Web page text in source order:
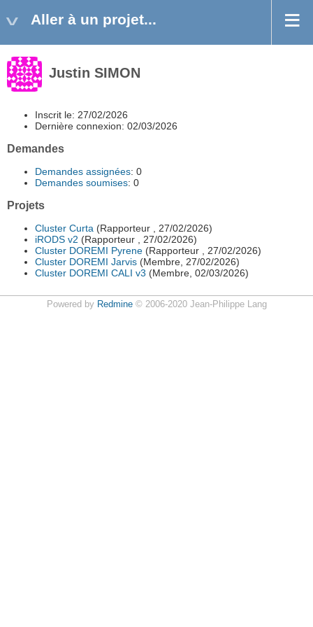
Aller à un projet...
Justin SIMON
Inscrit le: 27/02/2026
Dernière connexion: 02/03/2026
Demandes
Demandes assignées: 0
Demandes soumises: 0
Projets
Cluster Curta (Rapporteur , 27/02/2026)
iRODS v2 (Rapporteur , 27/02/2026)
Cluster DOREMI Pyrene (Rapporteur , 27/02/2026)
Cluster DOREMI Jarvis (Membre, 27/02/2026)
Cluster DOREMI CALI v3 (Membre, 02/03/2026)
Powered by Redmine© 2006-2020 Jean-Philippe Lang